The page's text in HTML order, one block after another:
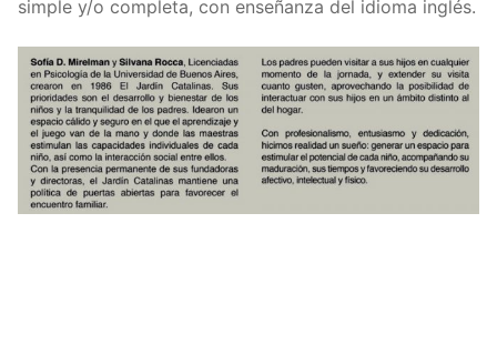
simple y/o completa, con enseñanza del idioma inglés.